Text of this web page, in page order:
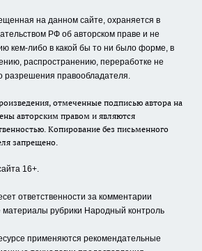
на данном сайте, охраняется в
РФ об авторском праве и не
кем-либо в какой бы то ни было форме, в
распространению, переработке не
разрешения правообладателя.
отмеченные подписью автора на
авторским правом и являются
Копирование без письменного
запрещено.
16+.
ответственности за комментарии
материалы рубрики Народный контроль
применяются рекомендательные